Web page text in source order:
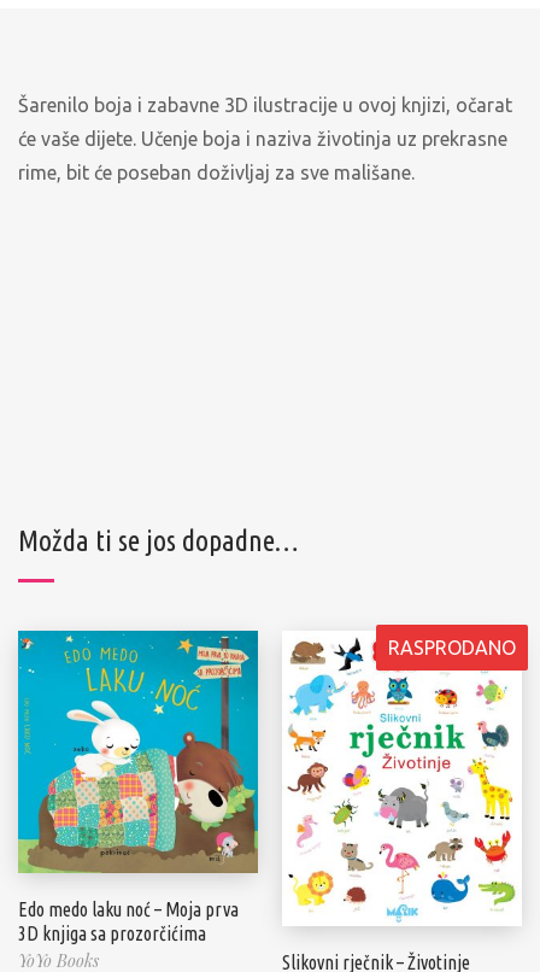
Šarenilo boja i zabavne 3D ilustracije u ovoj knjizi, očarat
će vaše dijete. Učenje boja i naziva životinja uz prekrasne
rime, bit će poseban doživljaj za sve mališane.
Možda ti se jos dopadne…
Edo medo laku noć – Moja prva
3D knjiga sa prozorčićima
YoYo Books
RASPRODANO
Slikovni rječnik – Životinje